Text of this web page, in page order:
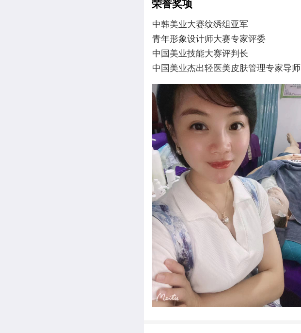
荣誉奖项
中韩美业大赛纹绣组亚军
青年形象设计师大赛专家评委
中国美业技能大赛评判长
中国美业杰出轻医美皮肤管理专家导师